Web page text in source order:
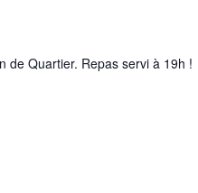
de Quartier. Repas servi à 19h !